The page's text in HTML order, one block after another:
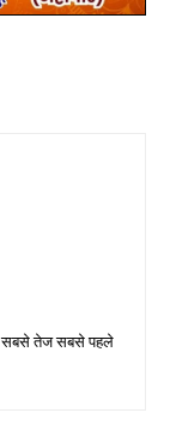
सबसे तेज सबसे पहले